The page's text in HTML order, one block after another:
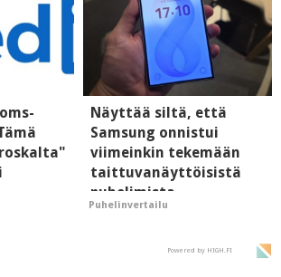
Näyttää siltä, että
Samsung onnistui
viimeinkin tekemään
taittuvanäyttöisistä
puhelimista
supersuosittuja
Puhelinvertailu
Powered by HIGH.FI